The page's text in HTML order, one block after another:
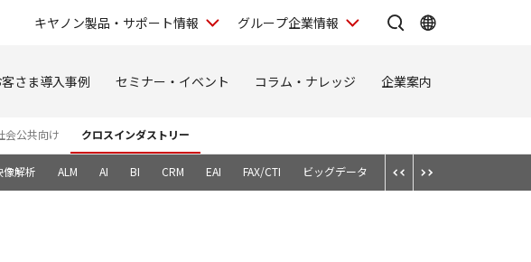
キヤノン製品・サポート情報 グループ企業情報
客さま導入事例 セミナー・イベント コラム・ナレッジ 企業案内
会公共向け クロスインダストリー
像解析 ALM AI BI CRM EAI FAX/CTI ビッグデータ スマートデバイス